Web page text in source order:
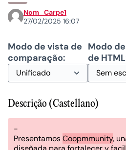
Nom_Carpe1
27/02/2025 16:07
Modo de vista de
comparação:
Modo
de
Descrição (Castellano)
-
PresentamosCoopmmunity,